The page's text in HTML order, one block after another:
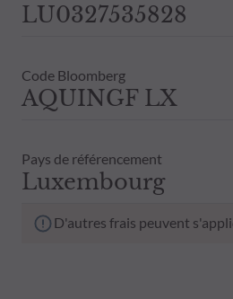
LU0327535828
Code Bloomberg
AQUINGF LX
Pays de référencement
Luxembourg
D'autres frais peuvent